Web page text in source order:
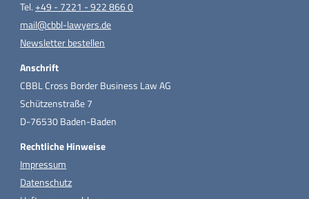
Tel.+49 - 7221 - 922 866 0
mail@cbbl-lawyers.de
Newsletter bestellen
Anschrift
CBBL Cross Border Business Law AG
Schützenstraße 7
D-76530 Baden-Baden
Rechtliche Hinweise
Impressum
Datenschutz